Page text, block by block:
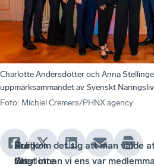
Charlotte Andersdotter och Anna
uppmärksammandet av Svenskt
Foto: Michiel Cremers/PHNX agency
Året
var
Enligt
Charlotte
–
Att
Hur kom det sig att man valde
långt innan vi ens var